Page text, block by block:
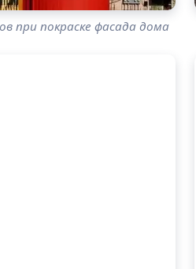
при покраске фасада дома